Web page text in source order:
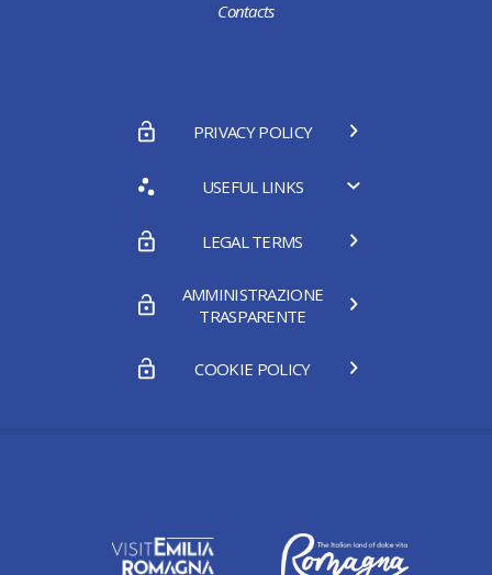
Contacts
PRIVACY POLICY
USEFUL LINKS
LEGAL TERMS
AMMINISTRAZIONE
TRASPARENTE
COOKIE POLICY